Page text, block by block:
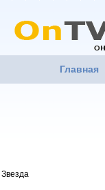
Главная
Звезда